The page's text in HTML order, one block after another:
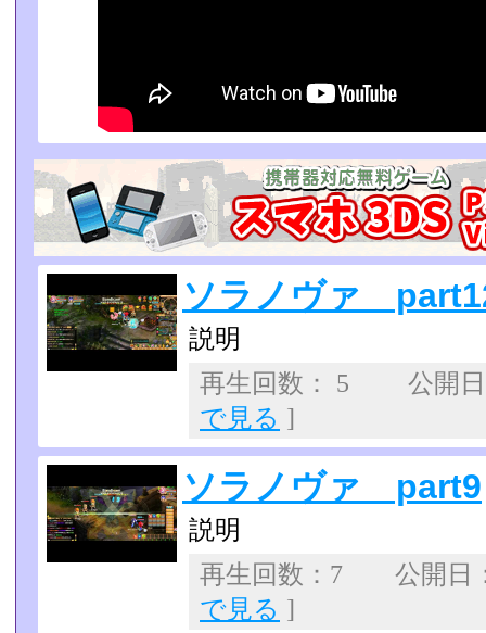
ソラノヴァ
説明
再生回数： 5 公開
で見る ]
ソラノヴァ part9
説明
再生回数：7 公開
で見る ]